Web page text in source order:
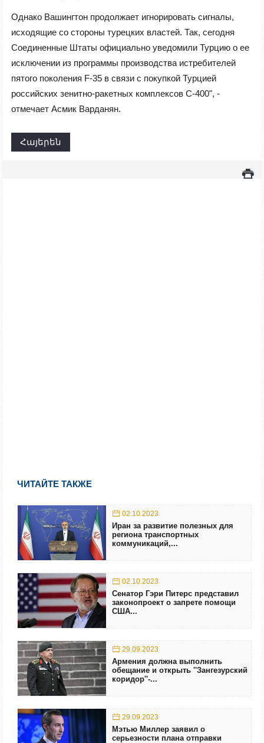
Однако Вашингтон продолжает игнорировать сигналы,
исходящие со стороны турецких властей. Так, сегодня
Соединенные Штаты официально уведомили Турцию о ее
исключении из программы производства истребителей
пятого поколения F-35 в связи с покупкой Турцией
российских зенитно-ракетных комплексов С-400", -
отмечает Асмик Варданян.
Հայերեն
ЧИТАЙТЕ ТАКЖЕ
02.10.2023
Иран за развитие полезных для
региона транспортных
коммуникаций,...
02.10.2023
Сенатор Гэри Питерс представил
законопроект о запрете помощи
США...
29.09.2023
Армения должна выполнить
обещание и открыть ''Зангезурский
коридор''-...
29.09.2023
Мэтью Миллер заявил о
серьезности плана отправки